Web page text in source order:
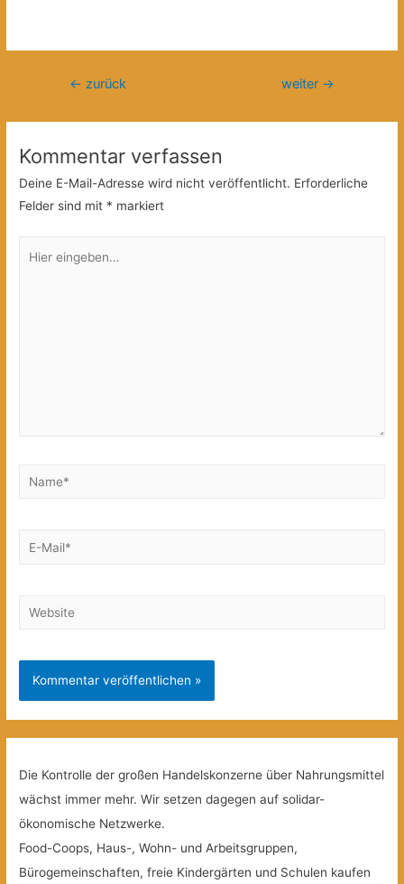
Beitragsnavigation
← zurück weiter →
Kommentar verfassen
Deine E-Mail-Adresse wird nicht veröffentlicht. Erforderliche
Felder sind mit * markiert
eingeben…
Name*
E-
Website
Die Kontrolle der großen Handelskonzerne über Nahrungsmittel
wächst immer mehr. Wir setzen dagegen auf solidar-
ökonomische Netzwerke.
Food-Coops, Haus-, Wohn- und Arbeitsgruppen,
Bürogemeinschaften, freie Kindergärten und Schulen kaufen